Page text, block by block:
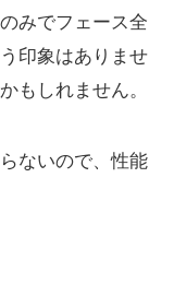
みでフェース全
印象はありませ
もしれません。
ないので、性能